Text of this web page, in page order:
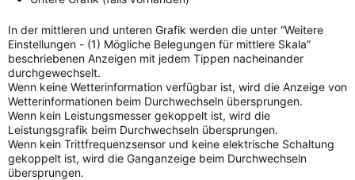
In der mittleren und unteren Grafik werden die unter “Weitere
Einstellungen - (1) Mögliche Belegungen für mittlere Skala”
beschriebenen Anzeigen mit jedem Tippen nacheinander
durchgewechselt.
Wenn keine Wetterinformation verfügbar ist, wird die Anzeige von
Wetterinformationen beim Durchwechseln übersprungen.
Wenn kein Leistungsmesser gekoppelt ist, wird die
Leistungsgrafik beim Durchwechseln übersprungen.
Wenn kein Trittfrequenzsensor und keine elektrische Schaltung
gekoppelt ist, wird die Ganganzeige beim Durchwechseln
übersprungen.